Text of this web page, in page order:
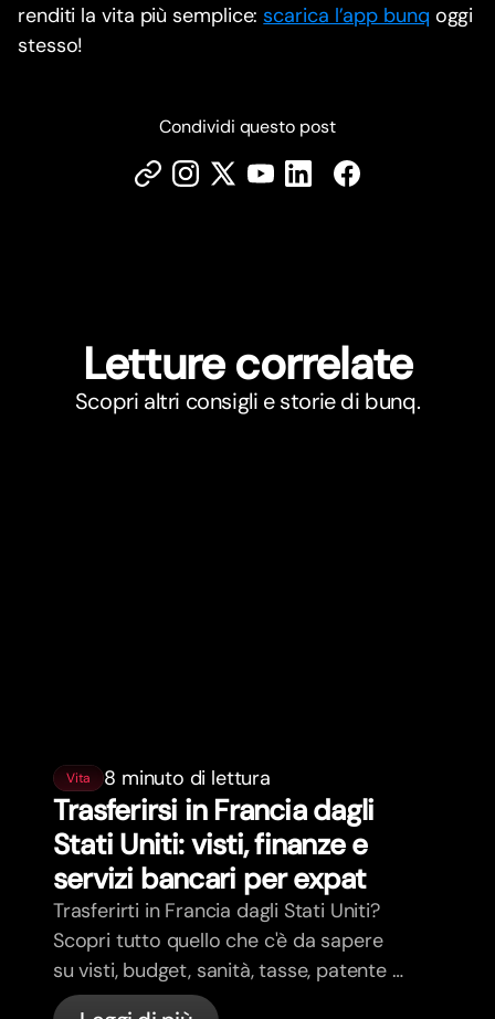
renditi la vita più semplice:scarica l’app bunq oggi
stesso!
Condividi questo post
Letture correlate
Scopri altri consigli e storie di bunq.
Vita 8 minuto di lettura
Trasferirsi in Francia dagli
Stati Uniti: visti, finanze e
servizi bancari per expat
Trasferirti in Francia dagli Stati Uniti?
Scopri tutto quello che c'è da sapere
su visti, budget, sanità, tasse, patente e
servizi bancari per expat in Francia con